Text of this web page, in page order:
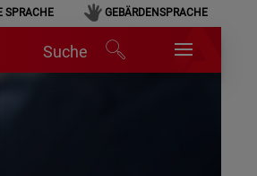
SPRACHE GEBÄRDENSPRACHE
Suche